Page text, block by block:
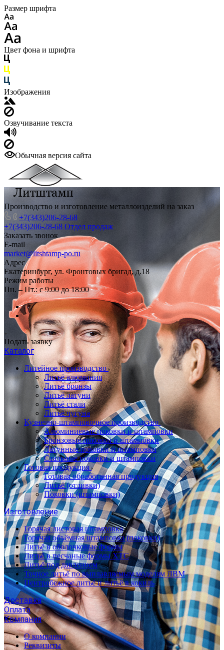
Размер шрифта
Цвет фона и шрифта
Изображения
Озвучивание текста
Обычная версия сайта
Производство и изготовление металлоизделий на заказ
+7(343)206-28-68
+7(343)206-28-68 Отдел продаж
Заказать звонок
E-mail
market@litshtamp-po.ru
Адрес
Екатеринбург, ул. Фронтовых бригад, д.18
Режим работы
Пн. – Пт.: с 9:00 до 18:00
Подать заявку
Каталог
Литейное производство
Литьё алюминия
Литьё бронзы
Литьё латуни
Литьё стали
Литьё чугуна
Кузнечно-штамповочное производство
Алюминиевые поковки и штамповки
Бронзовые поковки и штамповки
Латунные поковки и штамповки
Стальные поковки и штамповки
Готовая продукция
Готовая обработанная продукция
Литьё (отливки)
Поковки (штамповки)
Изготовление
Горячая листовая штамповка
Горячая объёмная штамповка (поковки)
Литьё в оболочковые формы
Литьё в песчаные формы ХТС
Литьё под давлением
Точное литьё по выплавляемым моделям ЛВМ
Центробежное литьё и литьё в кокиль
Доставка
Оплата
Компания
О компании
Реквизиты